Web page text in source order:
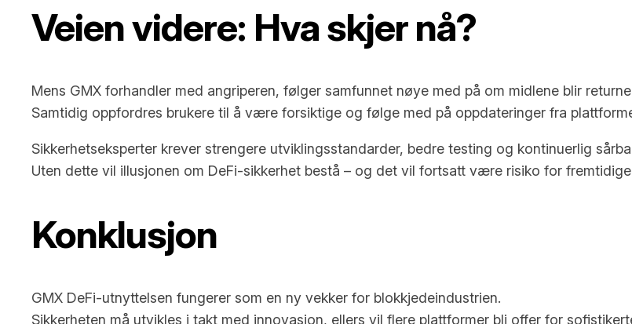
Veien videre: Hva skjer nå?
Mens GMX forhandler med angriperen, følger samfunnet nøye med på om midlene blir
Samtidig oppfordres brukere til å være forsiktige og følge med på oppdateringer fra
Sikkerhetseksperter krever strengere utviklingsstandarder, bedre testing og kontinuerlig
Uten dette vil illusjonen om DeFi-sikkerhet bestå – og det vil fortsatt være risiko for
Konklusjon
GMX DeFi-utnyttelsen fungerer som en ny vekker for blokkjedeindustrien.
Sikkerheten må utvikles i takt med innovasjon, ellers vil flere plattformer bli offer for